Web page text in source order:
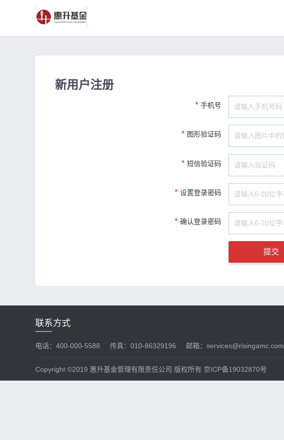
新用户注册
* 手机号
* 图形验证码
* 短信验证码
* 设置登录密码
* 确认登录密码
提交
联系方式
电话：400-000-5588 传真：010-86329196 邮箱：services@risingamc.com
Copyright ©2019 惠升基金管理有限责任公司 版权所有 京ICP备19032870号